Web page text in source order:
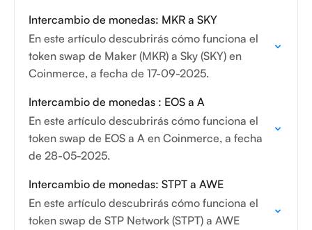
Intercambio de monedas: MKR a SKY
En este artículo descubrirás cómo funciona el
token swap de Maker (MKR) a Sky (SKY) en
Coinmerce, a fecha de 17-09-2025.
Intercambio de monedas : EOS a A
En este artículo descubrirás cómo funciona el
token swap de EOS a A en Coinmerce, a fecha
de 28-05-2025.
Intercambio de monedas: STPT a AWE
En este artículo descubrirás cómo funciona el
token swap de STP Network (STPT) a AWE